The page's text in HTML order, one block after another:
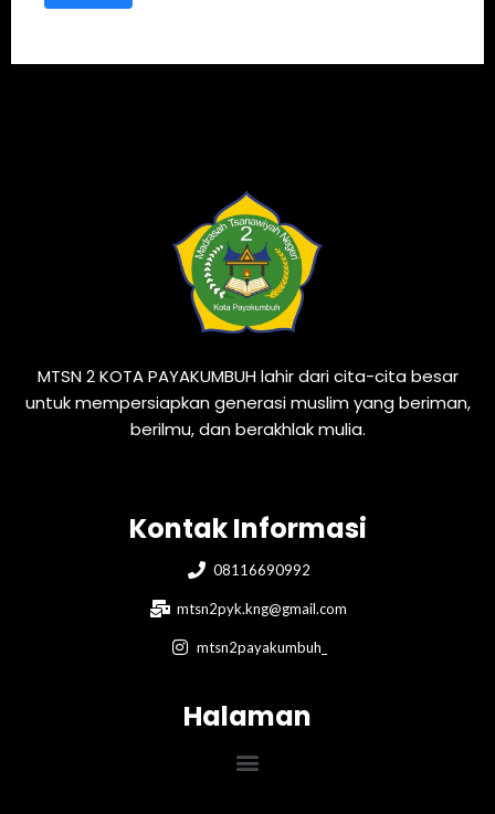
MTSN 2 KOTA PAYAKUMBUH lahir dari cita-cita besar
untuk mempersiapkan generasi muslim yang beriman,
berilmu, dan berakhlak mulia.
Kontak Informasi
08116690992
mtsn2pyk.kng@gmail.com
mtsn2payakumbuh_
Halaman
Menu